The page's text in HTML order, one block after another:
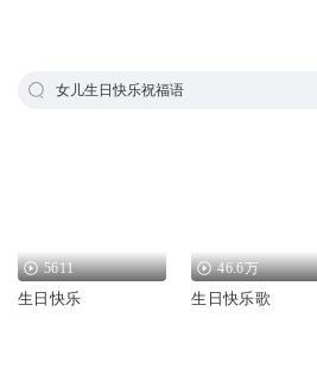
女儿生日快乐祝福语
5611
生日快乐
46.6万
生日快乐歌